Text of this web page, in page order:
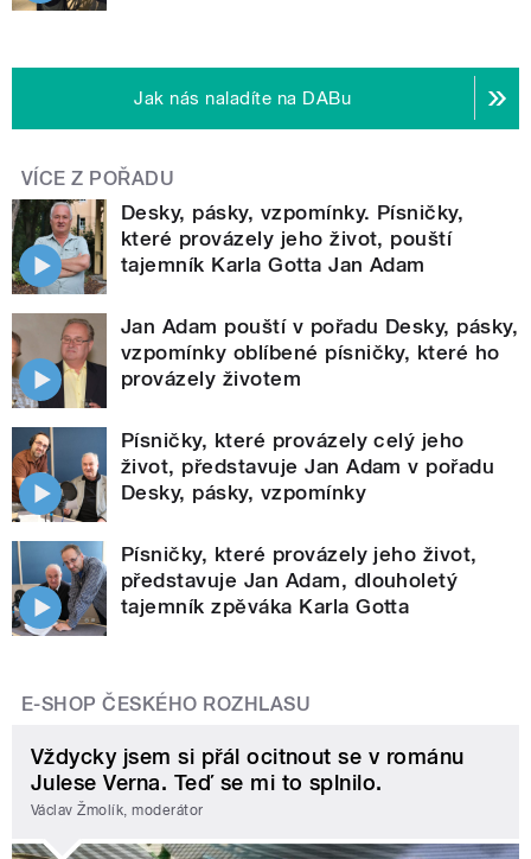
Jak nás naladíte na DABu
VÍCE Z POŘADU
Desky, pásky, vzpomínky. Písničky,
které provázely jeho život, pouští
tajemník Karla Gotta Jan Adam
Jan Adam pouští v pořadu Desky, pásky,
vzpomínky oblíbené písničky, které ho
provázely životem
Písničky, které provázely celý jeho
život, představuje Jan Adam v pořadu
Desky, pásky, vzpomínky
Písničky, které provázely jeho život,
představuje Jan Adam, dlouholetý
tajemník zpěváka Karla Gotta
E-SHOP ČESKÉHO ROZHLASU
Vždycky jsem si přál ocitnout se v románu
Julese Verna. Teď se mi to splnilo.
Václav Žmolík, moderátor